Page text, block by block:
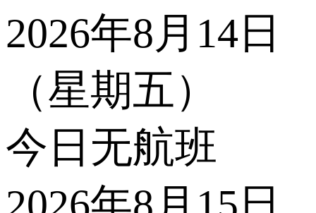
2026年8月14日
（星期五）
今日无航班